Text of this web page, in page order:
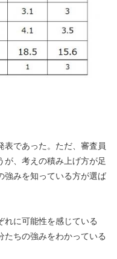
表であった。ただ、審査員
が、考えの積み上げ方が足
強みを知っている方が選ば
れに可能性を感じている
たちの強みをわかっている